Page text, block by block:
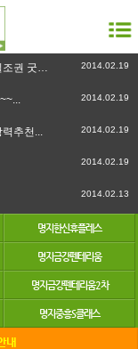
금강,108동21층,바다조망 ,정남향 일조권 굿 강력추천``~... 2014.02.19
2014.02.19
추천... 2014.02.19
2014.02.19
2014.02.13
명지한신휴플레스
명지금강펜테리움
명지금강펜테리움2차
명지중흥S클래스
내